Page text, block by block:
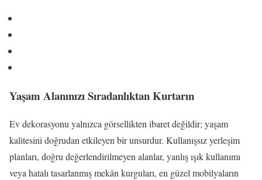
Yaşam Alanınızı Sıradanlıktan Kurtarın
Ev dekorasyonu yalnızca görsellikten ibaret değildir; yaşam
kalitesini doğrudan etkileyen bir unsurdur. Kullanışsız yerleşim
planları, doğru değerlendirilmeyen alanlar, yanlış ışık kullanımı
veya hatalı tasarlanmış mekân kurguları, en güzel mobilyaların